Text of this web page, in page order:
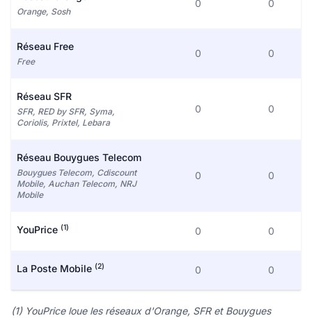
Orange, Sosh
0 0
Réseau Free
Free
0 0
Réseau SFR
SFR, RED by SFR, Syma,
Coriolis, Prixtel, Lebara
0 0
Réseau Bouygues Telecom
Bouygues Telecom, Cdiscount
Mobile, Auchan Telecom, NRJ
Mobile
0 0
YouPrice (1) 0 0
La Poste Mobile (2) 0 0
(1) YouPrice loue les réseaux d'Orange, SFR et Bouygues